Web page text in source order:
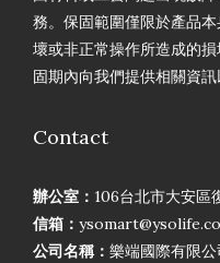
務。保固範圍僅限於產品
壞或非正常操作所造成的
固期內向我們提供相關資訊
Contact
辦公室： 106台北市大安區
信箱：
公司名稱： 樂端國際有限公